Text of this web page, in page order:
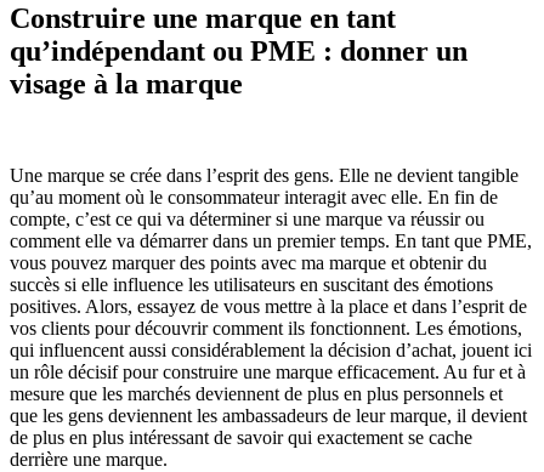
Construire une marque en tant
qu’indépendant ou PME : donner un
visage à la marque
Une marque se crée dans l’esprit des gens. Elle ne devient tangible
qu’au moment où le consommateur interagit avec elle. En fin de
compte, c’est ce qui va déterminer si une marque va réussir ou
comment elle va démarrer dans un premier temps. En tant que PME,
vous pouvez marquer des points avec ma marque et obtenir du
succès si elle influence les utilisateurs en suscitant des émotions
positives. Alors, essayez de vous mettre à la place et dans l’esprit de
vos clients pour découvrir comment ils fonctionnent. Les émotions,
qui influencent aussi considérablement la décision d’achat, jouent ici
un rôle décisif pour construire une marque efficacement. Au fur et à
mesure que les marchés deviennent de plus en plus personnels et
que les gens deviennent les ambassadeurs de leur marque, il devient
de plus en plus intéressant de savoir qui exactement se cache
derrière une marque.